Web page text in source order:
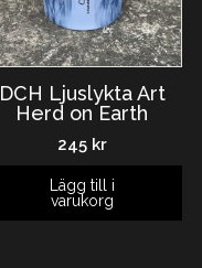
DCH Ljuslykta Art
Herd on Earth
245 kr
Lägg till i
varukorg